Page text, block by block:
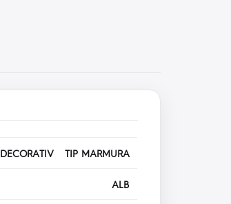
DECORATIV TIP MARMURA
ALB